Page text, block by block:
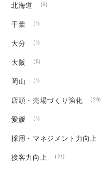
北海道 (6)
千葉 (1)
大分 (1)
大阪 (5)
岡山 (1)
店頭・売場づくり強化 (29)
愛媛 (1)
採用・マネジメント力向上
接客力向上 (21)